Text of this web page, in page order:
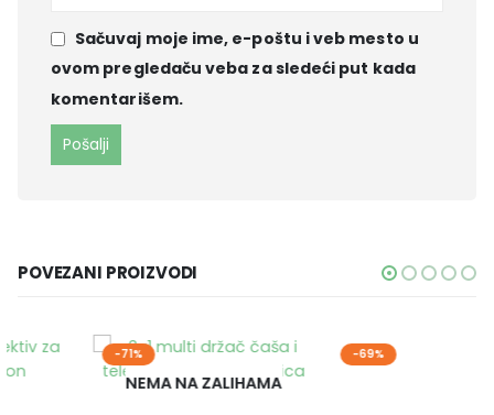
Sačuvaj moje ime, e-poštu i veb mesto u
ovom pregledaču veba za sledeći put kada
komentarišem.
POVEZANI PROIZVODI
-71%
NEMA NA ZALIHAMA
-69%